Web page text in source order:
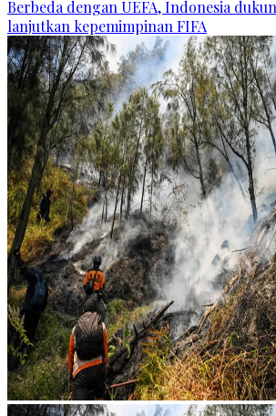
Berbeda dengan UEFA, Indonesia
lanjutkan kepemimpinan FIFA